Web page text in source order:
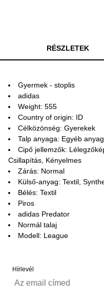
RÉSZLETEK
Gyermek - stoplis
adidas
Weight: 555
Country of origin: ID
Célközönség: Gyerekek
Talp anyaga: Egyéb
Cipő jellemzők:
Csillapítás, Kényelmes
Zárás: Normal
Külső-anyag: Textil,
Bélés: Textil
Piros
adidas Predator
Normál talaj
Modell: League
Hírlevél